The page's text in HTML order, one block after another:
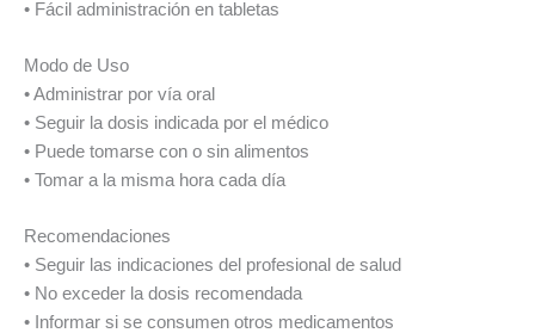
• Fácil administración en tabletas
Modo de Uso
• Administrar por vía oral
• Seguir la dosis indicada por el médico
• Puede tomarse con o sin alimentos
• Tomar a la misma hora cada día
Recomendaciones
• Seguir las indicaciones del profesional de salud
• No exceder la dosis recomendada
• Informar si se consumen otros medicamentos